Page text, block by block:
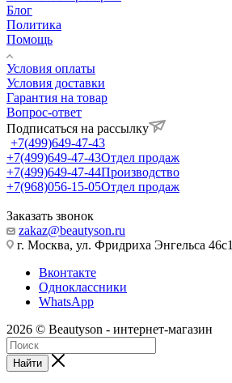
Блог
Политика
Помощь
Условия оплаты
Условия доставки
Гарантия на товар
Вопрос-ответ
Подписаться на рассылку
+7(499)649-47-43
+7(499)649-47-43Отдел продаж
+7(499)649-47-44Производство
+7(968)056-15-05Отдел продаж
Заказать звонок
zakaz@beautyson.ru
г. Москва, ул. Фридриха Энгельса 46с1
Вконтакте
Одноклассники
WhatsApp
2026 © Beautyson - интернет-магазин
Найти